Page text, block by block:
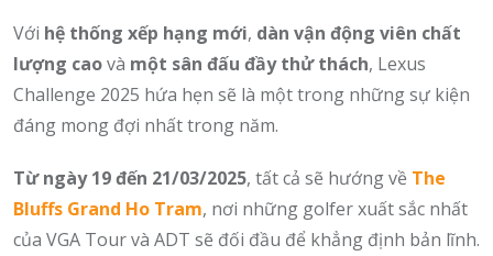
Với hệ thống xếp hạng mới, dàn vận động viên chất
lượng caovà một sân đấu đầy thử thách, Lexus
Challenge 2025 hứa hẹn sẽ là một trong những sự kiện
đáng mong đợi nhất trong năm.
Từ ngày 19 đến 21/03/2025, tất cả sẽ hướng về The
Bluffs Grand Ho Tram, nơi những golfer xuất sắc nhất
của VGA Tour và ADT sẽ đối đầu để khẳng định bản lĩnh.